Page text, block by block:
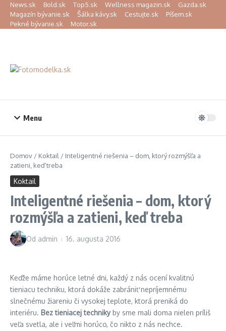
Preskočiť na obsah
News.sk Bold.sk Top5.sk Wellness magazin.sk
Gazda.sk
Magazín bývanie.sk
Šálka kávy.sk Cestujte.sk
Píšem.sk
Pekné bývanie.sk
Motor.sk
Menu
Domov / Koktail / Inteligentné riešenia – dom, ktorý rozmýšľa a
zatieni, keď treba
Koktail
Inteligentné riešenia – dom, ktorý
rozmýšľa a zatieni, keď treba
Od admin 16. augusta 2016
Keďže máme horúce letné dni, každý z nás ocení kvalitnú
tieniacu techniku, ktorá dokáže zabrániť nepríjemnému
slnečnému žiareniu či vysokej teplote, ktorá preniká do
interiéru. Bez tieniacej technikyby sme mali doma nielen príliš
veľa svetla, ale i veľmi horúco, čo nikto z nás nechce.